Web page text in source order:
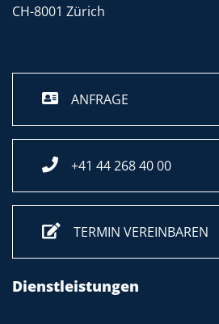
CH-8001 Zürich
ANFRAGE
+41 44 268 40 00
TERMIN VEREINBAREN
Dienstleistungen